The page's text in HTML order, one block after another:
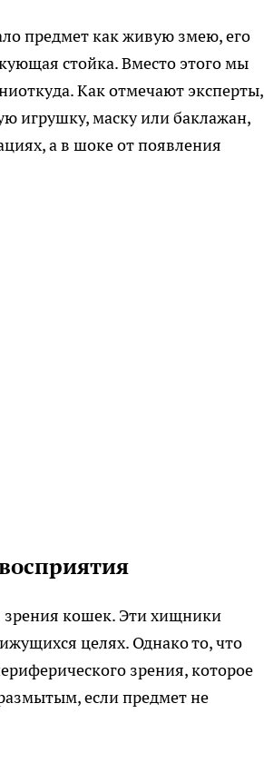
предмет как живую змею, его
стойка. Вместо этого мы
Как отмечают эксперты,
игрушку, маску или баклажан,
а в шоке от появления
кошек. Эти хищники
целях. Однако то, что
зрения, которое
если предмет не